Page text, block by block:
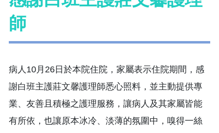
師
病人10月26日於本院住院，家屬表示住院期間，感
謝白班主護莊文馨護理師悉心照料，並主動提供專
業、友善且積極之護理服務，讓病人及其家屬皆能
有所依，也讓原本冰冷、淡薄的氛圍中，嗅得一絲